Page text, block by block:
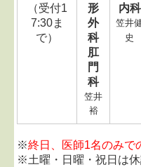
（受付1
7:30ま
で）
形
外
科
肛
門
科
笠井
裕
内科
笠井
史
※終日、医師1名のみで
※土曜・日曜・祝日は休